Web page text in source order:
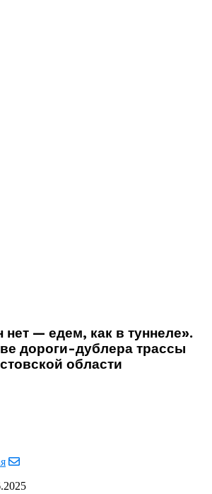
— едем, как в туннеле».
дороги-дублера трассы
области